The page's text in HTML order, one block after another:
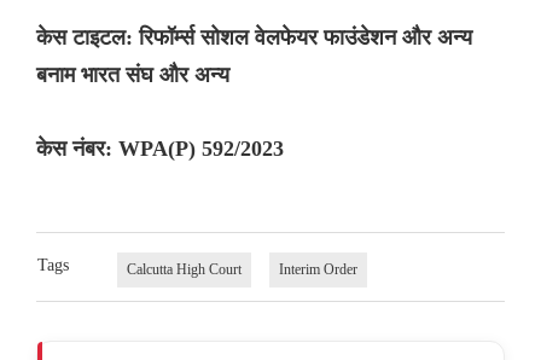
केस टाइटल: रिफॉर्म्स सोशल वेलफेयर फाउंडेशन और अन्य
बनाम भारत संघ और अन्य
केस नंबर: WPA(P) 592/2023
Tags Calcutta High Court Interim Order